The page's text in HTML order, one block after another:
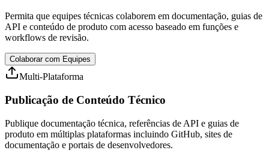
Permita que equipes técnicas colaborem em documentação, guias de
API e conteúdo de produto com acesso baseado em funções e
workflows de revisão.
Colaborar com Equipes
Multi-Plataforma
Publicação de Conteúdo Técnico
Publique documentação técnica, referências de API e guias de
produto em múltiplas plataformas incluindo GitHub, sites de
documentação e portais de desenvolvedores.